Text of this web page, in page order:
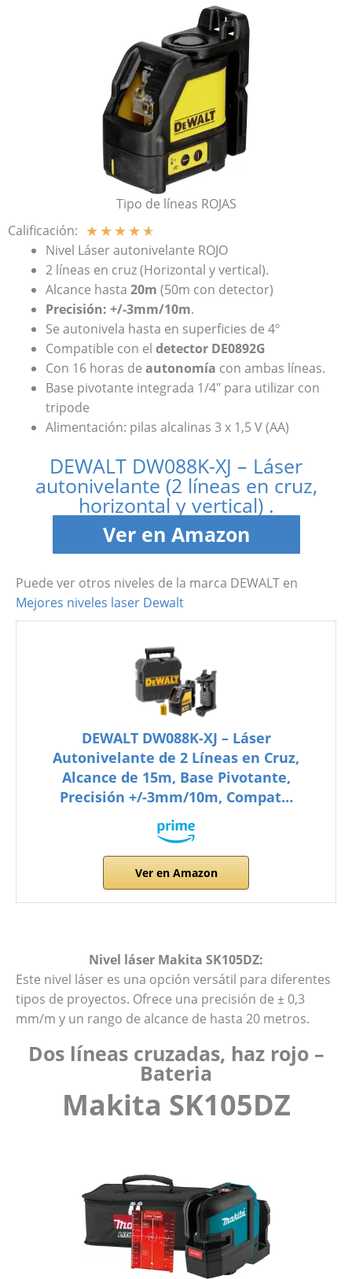
Tipo de líneas ROJAS
Calificación: ★★★★★
Nivel Láser autonivelante ROJO
2 líneas en cruz (Horizontal y vertical).
Alcance hasta 20m (50m con detector)
Precisión: +/-3mm/10m.
Se autonivela hasta en superficies de 4º
Compatible con el detector DE0892G
Con 16 horas de autonomía con ambas líneas.
Base pivotante integrada 1/4″ para utilizar con
tripode
Alimentación: pilas alcalinas 3 x 1,5 V (AA)
DEWALT DW088K-XJ – Láser
autonivelante (2 líneas en cruz,
horizontal y vertical) .
Ver en Amazon
Puede ver otros niveles de la marca DEWALT en
Mejores niveles laser Dewalt
DEWALT DW088K-XJ – Láser
Autonivelante de 2 Líneas en Cruz,
Alcance de 15m, Base Pivotante,
Precisión +/-3mm/10m, Compat…
Ver en Amazon
Nivel láser Makita SK105DZ:
Este nivel láser es una opción versátil para diferentes
tipos de proyectos. Ofrece una precisión de ± 0,3
mm/m y un rango de alcance de hasta 20 metros.
Dos líneas cruzadas, haz rojo –
Bateria
Makita SK105DZ